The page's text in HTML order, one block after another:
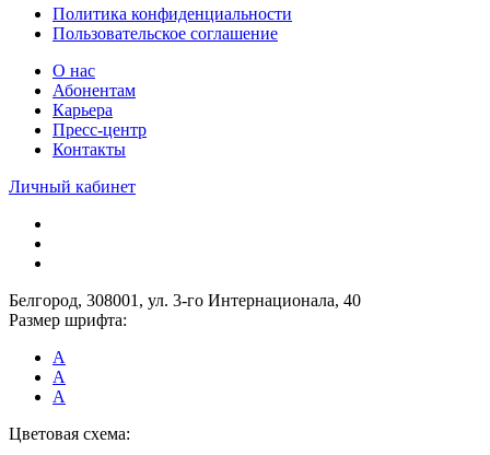
Политика конфиденциальности
Пользовательское соглашение
О нас
Абонентам
Карьера
Пресс-центр
Контакты
Личный кабинет
Белгород, 308001, ул. 3-го Интернационала, 40
Размер шрифта:
A
A
A
Цветовая схема: